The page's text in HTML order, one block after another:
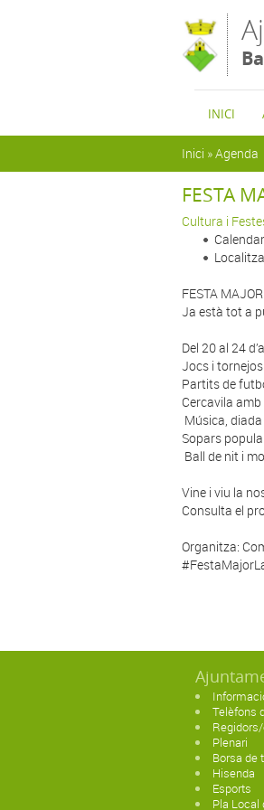
INICI
Inici »Agenda
FESTA
Cultura i
FESTA
Ja està tot a
Del 20 al 24
Jocs i tornejos
Partits de
Cercavila
Música,
Sopars
Ball de nit i
Vine i viu la
Consulta el
Organitza:
Telèfons
Plenari
Borsa de
Hisenda
Esports
Pla Local